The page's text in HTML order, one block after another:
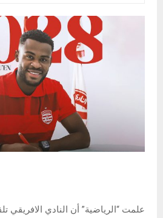
علمت “الرياضية” أن النادي